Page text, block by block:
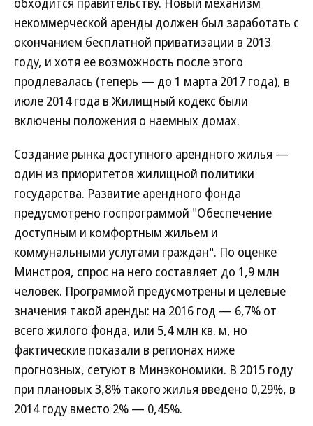
некоммерческой аренды должен был заработать с
окончанием бесплатной приватизации в 2013
году, и хотя ее возможность после этого
продлевалась (теперь — до 1 марта 2017 года), в
июле 2014 года в Жилищный кодекс были
включены положения о наемных домах.
Создание рынка доступного арендного жилья —
один из приоритетов жилищной политики
государства. Развитие арендного фонда
предусмотрено госпрограммой "Обеспечение
доступным и комфортным жильем и
коммунальными услугами граждан". По оценке
Минстроя, спрос на него составляет до 1,9 млн
человек. Программой предусмотрены и целевые
значения такой аренды: на 2016 год — 6,7% от
всего жилого фонда, или 5,4 млн кв. м, но
фактические показали в регионах ниже
прогнозных, сетуют в Минэкономики. В 2015 году
при плановых 3,8% такого жилья введено 0,29%, в
2014 году вместо 2% — 0,45%.